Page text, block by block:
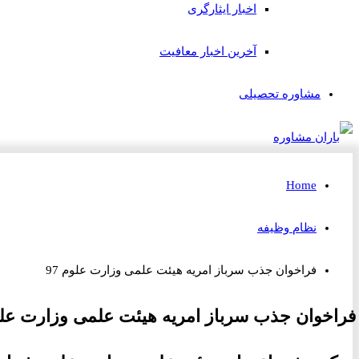
اخبار ایثارگری
آخرین اخبار معافیت
مشاوره تحصیلی
Home
نظام وظیفه
فراخوان جذب سرباز امریه هیئت علمی وزارت علوم 97
فراخوان جذب سرباز امریه هیئت علمی وزارت